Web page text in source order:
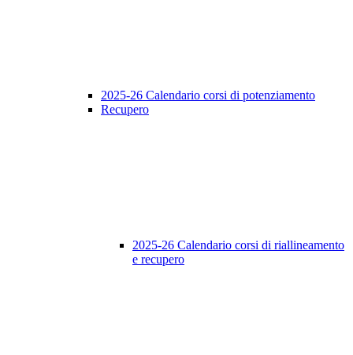
2025-26 Calendario corsi di potenziamento
Recupero
2025-26 Calendario corsi di riallineamento
e recupero